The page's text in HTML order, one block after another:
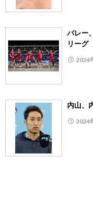
バレー
リーグ
2024
内山、
2024